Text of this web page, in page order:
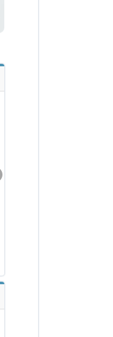
屋市の調剤
万円／住
円